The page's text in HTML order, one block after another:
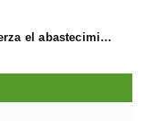
La Fiscalía solicita 4 años de prisión y multa para cada uno de los dos acusados de provocar de forma intencionada un incendio en Llanera en 2023, que obligó a evacuar a vecinos por la cercanía de las llamas